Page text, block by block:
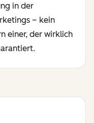
in der
– kein
einer, der wirklich